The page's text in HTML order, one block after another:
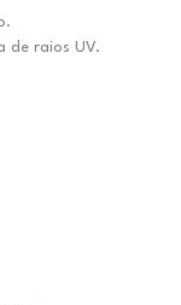
de raios UV.